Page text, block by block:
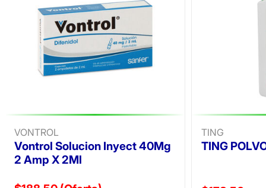
VONTROL
Vontrol Solucion Inyect 40Mg
2 Amp X 2Ml
TING
TING